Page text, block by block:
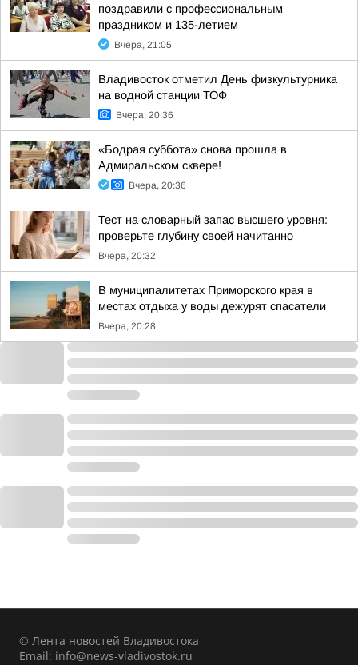
поздравили с профессиональным
праздником и 135-летием
Вчера, 21:05
Владивосток отметил День физкультурника
на водной станции ТОФ
Вчера, 20:36
«Бодрая суббота» снова прошла в
Адмиральском сквере!
Вчера, 20:36
Тест на словарный запас высшего уровня:
проверьте глубину своей начитанно
Вчера, 20:32
В муниципалитетах Приморского края в
местах отдыха у воды дежурят спасатели
Вчера, 20:28
© Лента новостей Владивостока
Email: info@news-vladivostok.ru